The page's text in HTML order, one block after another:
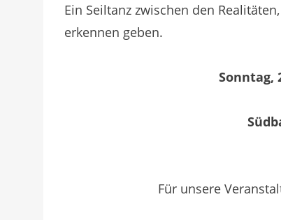
Ein Seiltanz zwischen den
erkennen geben.
Sonntag,
Für unsere